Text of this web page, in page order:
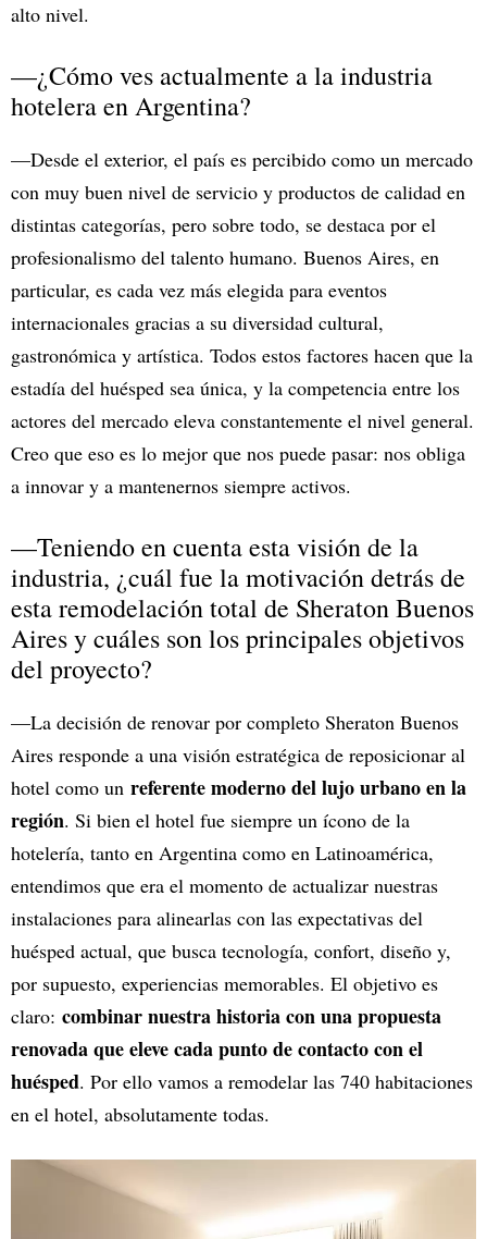
alto nivel.
—¿Cómo ves actualmente a la industria
hotelera en Argentina?
—Desde el exterior, el país es percibido como un mercado
con muy buen nivel de servicio y productos de calidad en
distintas categorías, pero sobre todo, se destaca por el
profesionalismo del talento humano. Buenos Aires, en
particular, es cada vez más elegida para eventos
internacionales gracias a su diversidad cultural,
gastronómica y artística. Todos estos factores hacen que la
estadía del huésped sea única, y la competencia entre los
actores del mercado eleva constantemente el nivel general.
Creo que eso es lo mejor que nos puede pasar: nos obliga
a innovar y a mantenernos siempre activos.
—Teniendo en cuenta esta visión de la
industria, ¿cuál fue la motivación detrás de
esta remodelación total de Sheraton Buenos
Aires y cuáles son los principales objetivos
del proyecto?
—La decisión de renovar por completo Sheraton Buenos
Aires responde a una visión estratégica de reposicionar al
hotel como un referente moderno del lujo urbano en la
región. Si bien el hotel fue siempre un ícono de la
hotelería, tanto en Argentina como en Latinoamérica,
entendimos que era el momento de actualizar nuestras
instalaciones para alinearlas con las expectativas del
huésped actual, que busca tecnología, confort, diseño y,
por supuesto, experiencias memorables. El objetivo es
claro: combinar nuestra historia con una propuesta
renovada que eleve cada punto de contacto con el
huésped. Por ello vamos a remodelar las 740 habitaciones
en el hotel, absolutamente todas.